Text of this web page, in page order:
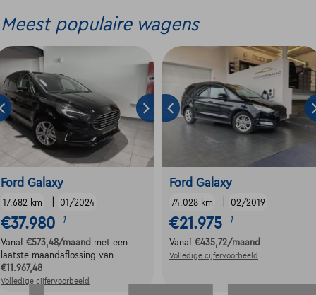
Meest populaire wagens
Ford Galaxy
17.682 km 01/2024
€37.980 1
Vanaf €573,48/maand met een
laatste maandaflossing van
€11.967,48
Volledige cijfervoorbeeld
Ford Galaxy
74.028 km 02/2019
€21.975 1
Vanaf €435,72/maand
Volledige cijfervoorbeeld